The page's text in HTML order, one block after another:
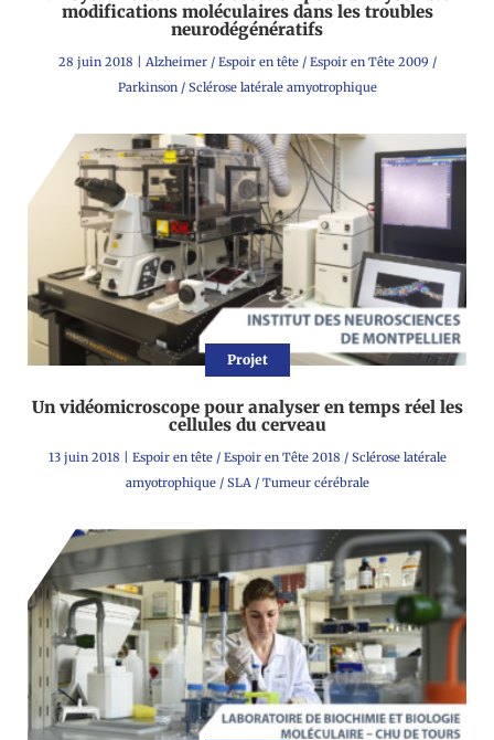
modifications moléculaires dans les troubles
neurodégénératifs
28 juin 2018 | Alzheimer/ Espoir en tête/ Espoir en Tête 2009 /
Parkinson/ Sclérose latérale amyotrophique
Projet
Un vidéomicroscope pour analyser en temps réel les
cellules du cerveau
13 juin 2018 Espoir en tête/ Espoir en Tête 2018 / Sclérose latérale
amyotrophique/ SLA/ Tumeur cérébrale